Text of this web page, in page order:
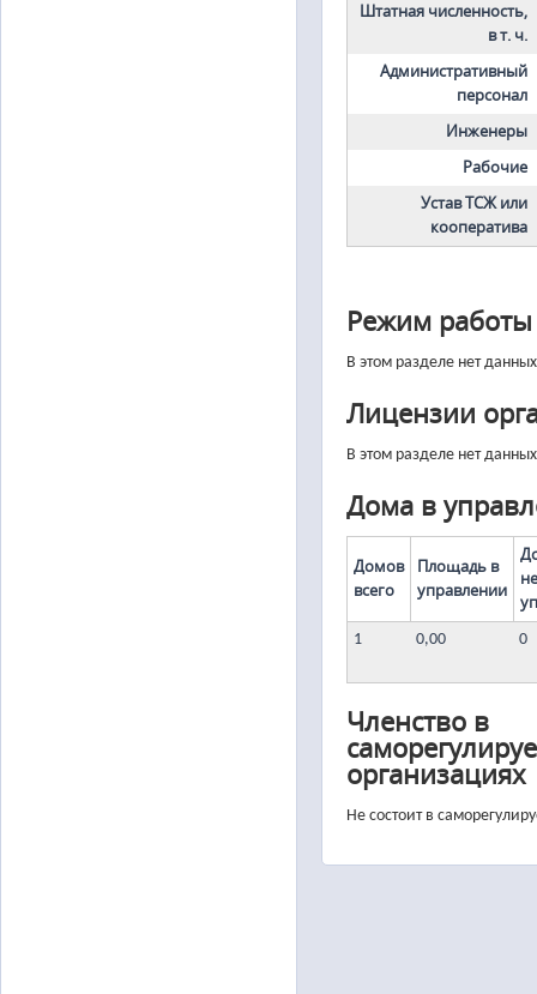
Штатная численность,
в т. ч.
Административный
персонал
Инженеры
Рабочие
Устав ТСЖ или
кооператива
Режим работы
В этом разделе нет
Лицензии
В этом разделе нет
Дома в
Домов
всего
Площадь в
управлении
1 0,00 0
Членство в
организациях
Не состоит в